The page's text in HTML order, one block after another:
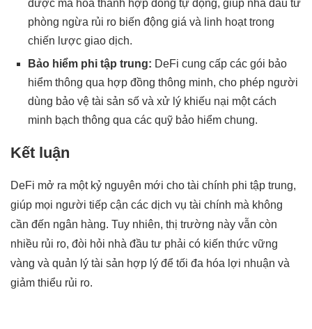
được mã hóa thành hợp đồng tự động, giúp nhà đầu tư
phòng ngừa rủi ro biến động giá và linh hoạt trong
chiến lược giao dịch.
Bảo hiểm phi tập trung: DeFi cung cấp các gói bảo
hiểm thông qua hợp đồng thông minh, cho phép người
dùng bảo vệ tài sản số và xử lý khiếu nại một cách
minh bạch thông qua các quỹ bảo hiểm chung.
Kết luận
DeFi mở ra một kỷ nguyên mới cho tài chính phi tập trung,
giúp mọi người tiếp cận các dịch vụ tài chính mà không
cần đến ngân hàng. Tuy nhiên, thị trường này vẫn còn
nhiều rủi ro, đòi hỏi nhà đầu tư phải có kiến thức vững
vàng và quản lý tài sản hợp lý để tối đa hóa lợi nhuận và
giảm thiểu rủi ro.